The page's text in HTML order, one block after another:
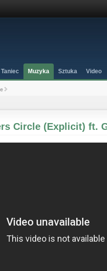
Taniec Muzyka Sztuka Video
Circle (Explicit) ft.